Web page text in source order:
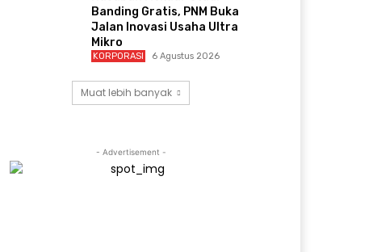
Banding Gratis, PNM Buka
Jalan Inovasi Usaha Ultra
Mikro
KORPORASI 6 Agustus 2026
Muat lebih banyak
- Advertisement -